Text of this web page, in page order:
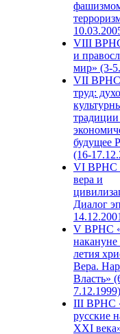
VIII
и
мир» (3-
VII ВРНС
труд:
будущее
(16-
VI ВРНС
вера и
Диалог
V ВРНС
накануне
летия
Вера.
Власть»
7.12.1999)
III ВРНС
русские
XXI